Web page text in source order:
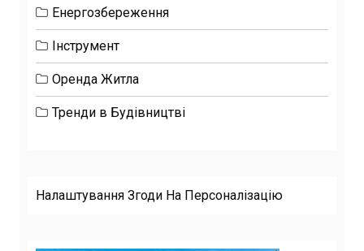
Енергозбереження
Інструмент
Оренда Житла
Тренди в Будівництві
Налаштування Згоди На Персоналізацію